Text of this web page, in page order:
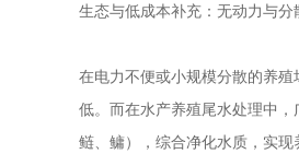
生态与低成本补充：无动力与分
在电力不便或小规模分散的养
低。而在水产养殖尾水处理中
鲢、鳙），综合净化水质，实现